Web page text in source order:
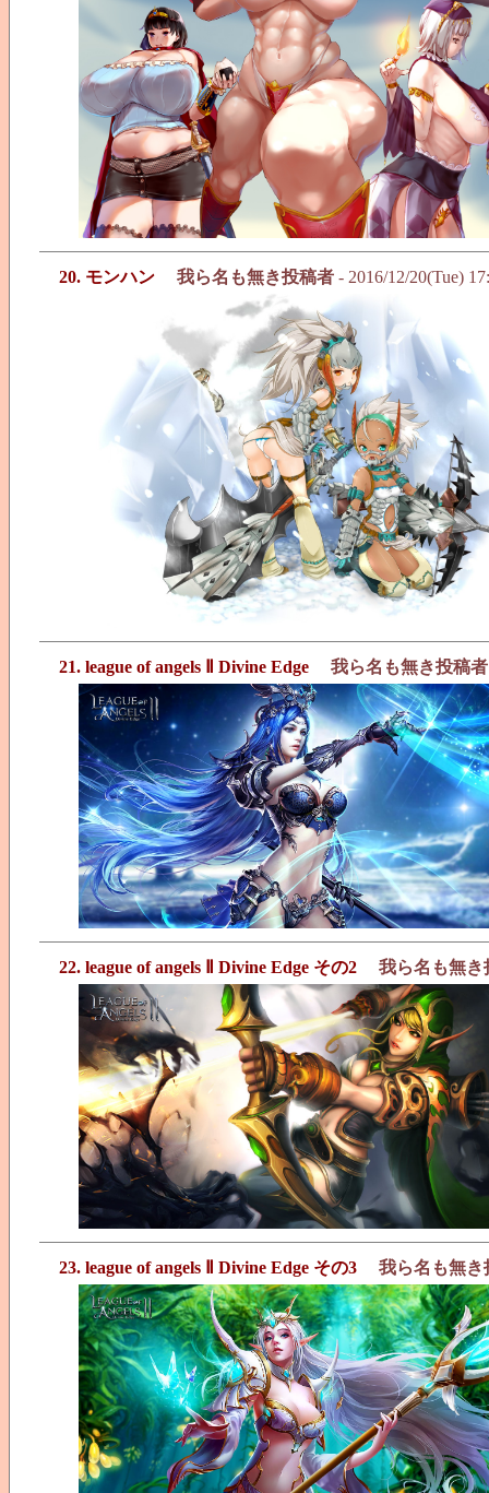
20. モンハン 我ら名も無き投稿者 - 2016/12/20(Tue)
21. league of angels Ⅱ Divine Edge 我ら名も無き投稿者
22. league of angels Ⅱ Divine Edge その2 我ら名も無き
23. league of angels Ⅱ Divine Edge その3 我ら名も無き